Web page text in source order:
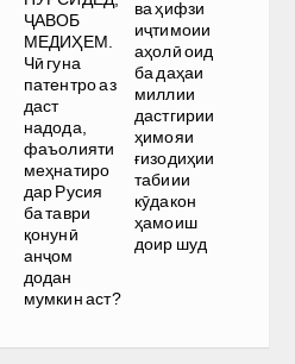
ҶАВОБ
МЕДИҲЕМ.
Чӣ гуна
патентро аз
даст
надода,
фаъолияти
меҳнатиро
дар Русия
ба таври
қонунӣ
анҷом
додан
мумкин аст?
ва ҳифзи
иҷтимоии
аҳолӣ оид
ба даҳаи
миллии
дастгирии
ҳимояи
ғизодиҳии
табиии
кӯдакон
ҳамоиш
доир шуд